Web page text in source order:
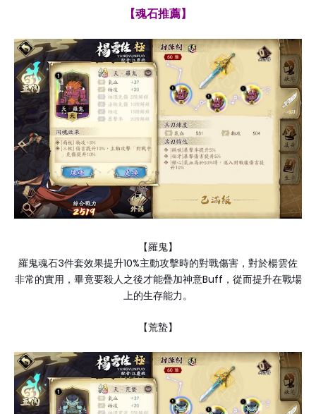
【魂石推薦】
【羅鬼】
羅鬼魂石3件套效果提升10%主動攻擊時的對戰傷害，對於楊雲佐
非常的實用，畢竟要殺人之後才能疊加神意Buff ，從而提升在戰場
上的生存能力。
【荒蟄】